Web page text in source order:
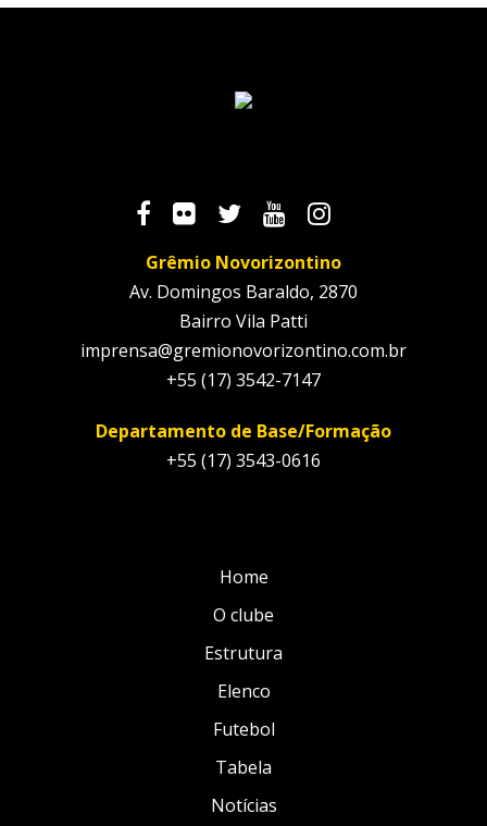
Grêmio Novorizontino
Av. Domingos Baraldo, 2870
Bairro Vila Patti
imprensa@gremionovorizontino.com.br
+55 (17) 3542-7147
Departamento de Base/Formação
+55 (17) 3543-0616
Home
O clube
Estrutura
Elenco
Futebol
Tabela
Notícias